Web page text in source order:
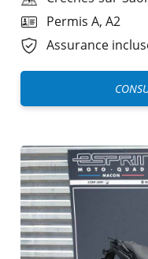
Permis A, A2
Assurance